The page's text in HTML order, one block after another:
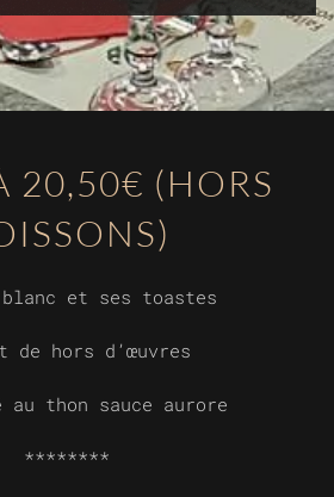
20,50€ (HORS
et ses toastes
de hors d’œuvres
au thon sauce aurore
********